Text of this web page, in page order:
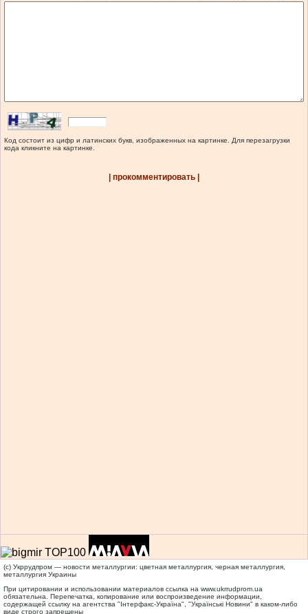
Код состоит из цифр и латинских букв, изображенных на картинке. Для перезагрузки
кода кликните на картинке.
| прокомментировать |
(c) Укррудпром — новости металлургии: цветная металлургия, черная металлургия,
металлургия Украины
При цитировании и использовании материалов ссылка на www.ukrrudprom.ua
обязательна. Перепечатка, копирование или воспроизведение информации,
содержащей ссылку на агентства "Iнтерфакс-Україна", "Українськi Новини" в каком-либо
виде строго запрещены